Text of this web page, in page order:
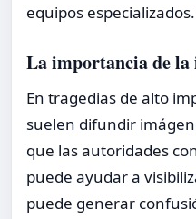
equipos especializados.
La importancia de
En tragedias de alto
suelen difundir
que las autoridades
puede ayudar a
puede generar